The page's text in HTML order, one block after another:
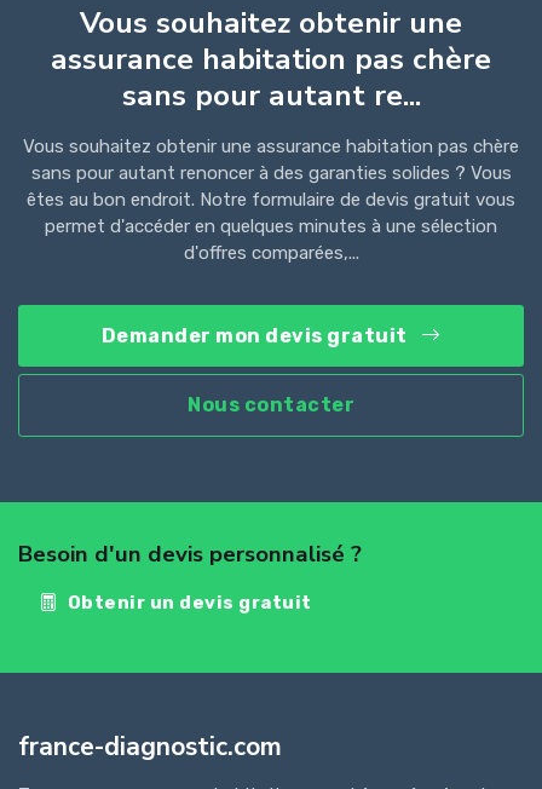
Vous souhaitez obtenir une
assurance habitation pas chère
sans pour autant re...
Vous souhaitez obtenir une assurance habitation pas chère
sans pour autant renoncer à des garanties solides ? Vous
êtes au bon endroit. Notre formulaire de devis gratuit vous
permet d'accéder en quelques minutes à une sélection
d'offres comparées,...
Demander mon devis gratuit
Nous contacter
Besoin d'un devis personnalisé ?
Obtenir un devis gratuit
france-diagnostic.com